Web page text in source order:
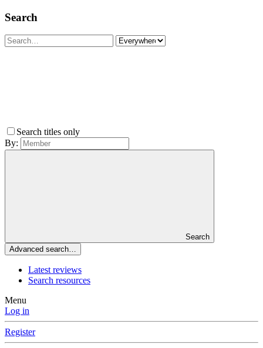
Search
Search titles only
By:
Search
Advanced search…
Latest reviews
Search resources
Menu
Log in
Register